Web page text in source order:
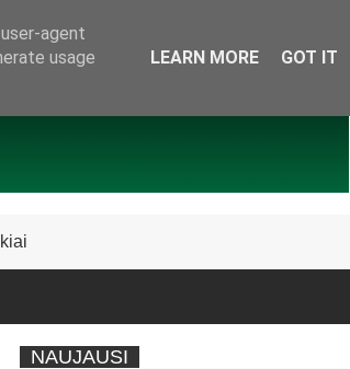
NAUJAUSI
agent
usage
LEARN MORE GOT IT